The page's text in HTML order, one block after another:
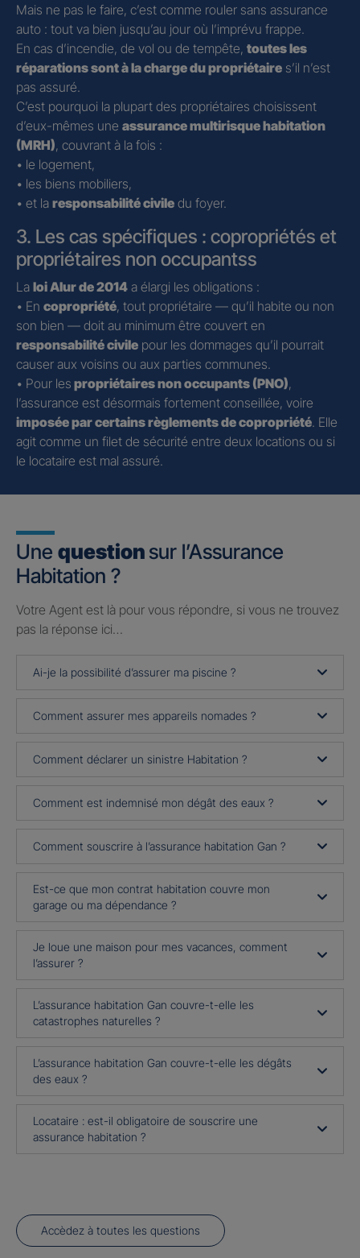
Mais ne pas le faire, c’est comme rouler sans assurance
auto : tout va bien jusqu’au jour où l’imprévu frappe.
En cas d’incendie, de vol ou de tempête, toutes les
réparations sont à la charge du propriétaire s’il n’est
pas assuré.
C’est pourquoi la plupart des propriétaires choisissent
d’eux-mêmes une assurance multirisque habitation
(MRH), couvrant à la fois :
• le logement,
• les biens mobiliers,
• et la responsabilité civile du foyer.
3. Les cas spécifiques : copropriétés et
propriétaires non occupantss
La loi Alur de 2014 a élargi les obligations :
• En copropriété, tout propriétaire — qu’il habite ou non
son bien — doit au minimum être couvert en
responsabilité civile pour les dommages qu’il pourrait
causer aux voisins ou aux parties communes.
• Pour les propriétaires non occupants (PNO),
l’assurance est désormais fortement conseillée, voire
imposée par certains règlements de copropriété. Elle
agit comme un filet de sécurité entre deux locations ou si
le locataire est mal assuré.
Une question sur l’Assurance
Habitation ?
Votre Agent est là pour vous répondre, si vous ne trouvez
pas la réponse ici…
Ai-je la possibilité d’assurer ma piscine ?
Comment assurer mes appareils nomades ?
Comment déclarer un sinistre Habitation ?
Comment est indemnisé mon dégât des eaux ?
Comment souscrire à l’assurance habitation Gan ?
Est-ce que mon contrat habitation couvre mon
garage ou ma dépendance ?
Je loue une maison pour mes vacances, comment
l’assurer ?
L’assurance habitation Gan couvre-t-elle les
catastrophes naturelles ?
L’assurance habitation Gan couvre-t-elle les dégâts
des eaux ?
Locataire : est-il obligatoire de souscrire une
assurance habitation ?
Accèdez à toutes les questions